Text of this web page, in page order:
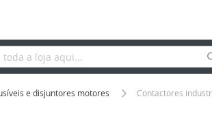
e disjuntores motores Contactores